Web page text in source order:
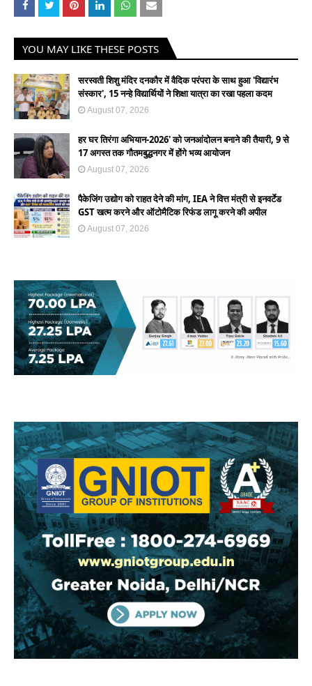
YOU MAY LIKE THESE POSTS
सरस्वती शिशु मंदिर दनकौर में वैदिक परंपरा के साथ हुआ 'विद्यारंभ
संस्कार', 15 नन्हे विद्यार्थियों ने शिक्षा यात्रा का रखा पहला कदम
August 07, 2026
हर घर तिरंगा अभियान-2026' को जनआंदोलन बनाने की तैयारी, 9 से
17 अगस्त तक गौतमबुद्धनगर में होंगे भव्य आयोजन
August 07, 2026
पैकेजिंग उद्योग को राहत देने की मांग, IEA ने वित्त मंत्री से इनवर्टेड
GST खत्म करने और ऑटोमैटिक रिफंड लागू करने की अपील
August 07, 2026